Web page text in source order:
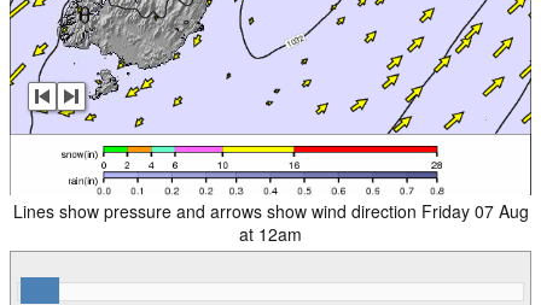
Lines show pressure and arrows show wind direction Friday 07 Aug
at 12am